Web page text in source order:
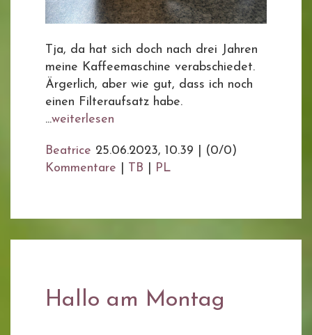
Tja, da hat sich doch nach drei Jahren
meine Kaffeemaschine verabschiedet.
Ärgerlich, aber wie gut, dass ich noch
einen Filteraufsatz habe.
...weiterlesen
Beatrice 25.06.2023, 10.39
(0/0)
Kommentare
TB PL
Hallo am Montag